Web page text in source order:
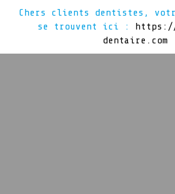
Chers clients dentistes,
se trouvent ici :
dentaire.com